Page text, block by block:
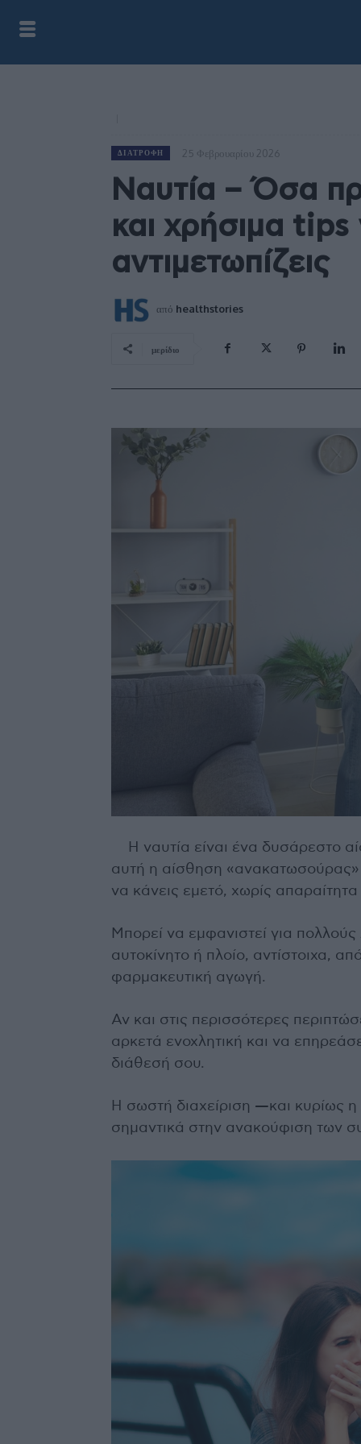
ΔΙΑΤΡΟΦΉ 25 Φεβρουαρίου 2026
Ναυτία – Όσα
και χρήσιμα tips
αντιμετωπίζεις
από healthstories
μερίδιο
Η ναυτία είναι ένα δυσάρεστο
αυτή η αίσθηση «ανακατωσούρας»
να κάνεις εμετό, χωρίς
Μπορεί να εμφανιστεί για
αυτοκίνητο ή πλοίο, αντίστοιχα,
φαρμακευτική αγωγή.
Αν και στις περισσότερες
αρκετά ενοχλητική και να
διάθεσή σου.
Η σωστή διαχείριση —και κυρίως
σημαντικά στην ανακούφιση των